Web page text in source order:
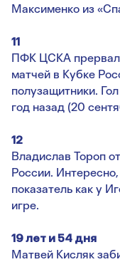
Максименко из
11
ПФК ЦСКА прервал
матчей в Кубке
полузащитники.
год назад (20
12
Владислав Тороп
России.
показатель как у
игре.
19 лет и 54 дня
Матвей Кисляк